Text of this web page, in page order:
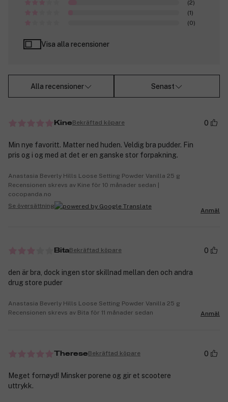
(2)
(1)
(0)
Visa alla recensioner
Alla recensioner Senast
KineBekräftad köpare 0
Min nye favoritt. Matter ned huden. Veldig bra pudder. Fin
pris og i og med at det er en ganske stor forpakning.
Anastasia Beverly Hills Loose Setting Powder Vanilla 25 g
Recensionen skrevs av Kine för 10 månader sedan |
cocopanda.no
Se översättning
Anmäl
BitaBekräftad köpare 0
den är bra, dock ingen stor skillnad mellan den och andra
drug store puder
Anastasia Beverly Hills Loose Setting Powder Vanilla 25 g
Recensionen skrevs av Bita för 11 månader sedan
Anmäl
ThereseBekräftad köpare 0
Meget fornøyd! Minsker porene og gir et scootere
uttrykk.